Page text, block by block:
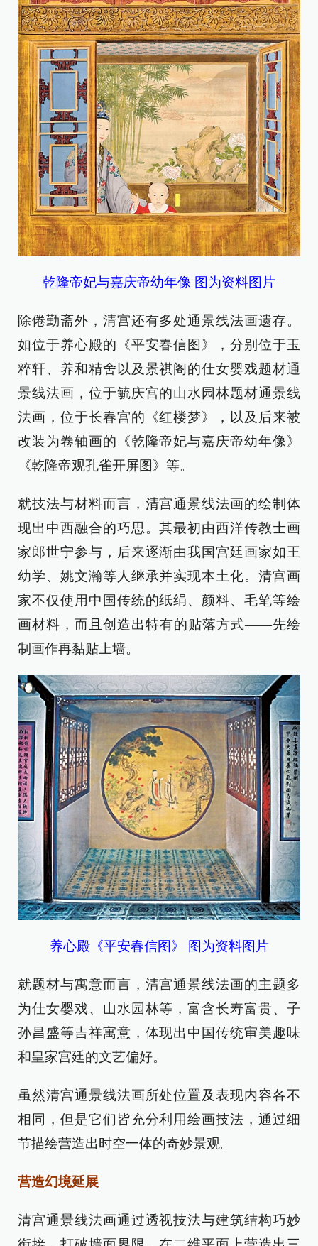
乾隆帝妃与嘉庆帝幼年像 图为资料图片
除倦勤斋外，清宫还有多处通景线法画遗存。
如位于养心殿的《平安春信图》，分别位于玉
粹轩、养和精舍以及景祺阁的仕女婴戏题材通
景线法画，位于毓庆宫的山水园林题材通景线
法画，位于长春宫的《红楼梦》，以及后来被
改装为卷轴画的《乾隆帝妃与嘉庆帝幼年像》
《乾隆帝观孔雀开屏图》等。
就技法与材料而言，清宫通景线法画的绘制体
现出中西融合的巧思。其最初由西洋传教士画
家郎世宁参与，后来逐渐由我国宫廷画家如王
幼学、姚文瀚等人继承并实现本土化。清宫画
家不仅使用中国传统的纸绢、颜料、毛笔等绘
画材料，而且创造出特有的贴落方式——先绘
制画作再黏贴上墙。
养心殿《平安春信图》 图为资料图片
就题材与寓意而言，清宫通景线法画的主题多
为仕女婴戏、山水园林等，富含长寿富贵、子
孙昌盛等吉祥寓意，体现出中国传统审美趣味
和皇家宫廷的文艺偏好。
虽然清宫通景线法画所处位置及表现内容各不
相同，但是它们皆充分利用绘画技法，通过细
节描绘营造出时空一体的奇妙景观。
营造幻境延展
清宫通景线法画通过透视技法与建筑结构巧妙